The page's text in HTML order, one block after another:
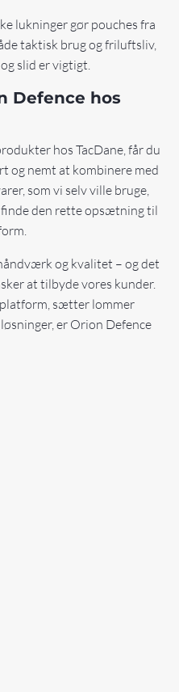
lukninger gør pouches fra
taktisk brug og friluftsliv,
slid er vigtigt.
Defence hos
hos TacDane, får du
og nemt at kombinere med
som vi selv ville bruge,
den rette opsætning til
og kvalitet – og det
at tilbyde vores kunder.
sætter lommer
er Orion Defence